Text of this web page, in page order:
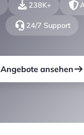
238K+
24/7 Support
Angebote ansehen